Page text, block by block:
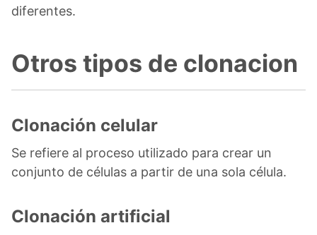
diferentes.
Otros tipos de clonacion
Clonación celular
Se refiere al proceso utilizado para crear un
conjunto de células a partir de una sola célula.
Clonación artificial